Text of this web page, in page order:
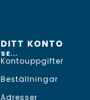
DITT KONTO
SE...
Kontouppgifter
Beställningar
Adresser